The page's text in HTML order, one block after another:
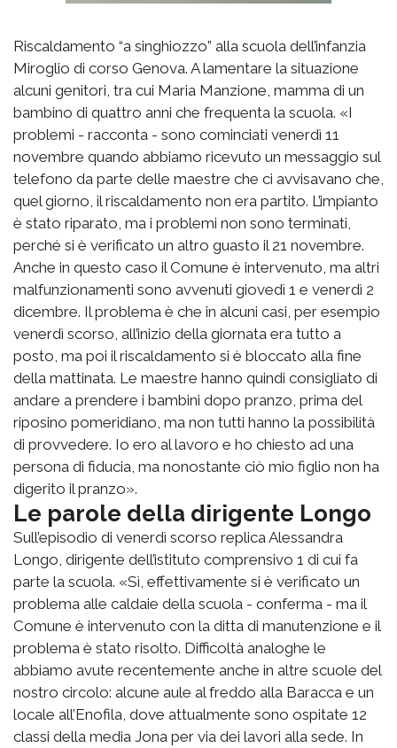
Riscaldamento “a singhiozzo” alla scuola dell’infanzia
Miroglio di corso Genova. A lamentare la situazione
alcuni genitori, tra cui Maria Manzione, mamma di un
bambino di quattro anni che frequenta la scuola. «I
problemi - racconta - sono cominciati venerdì 11
novembre quando abbiamo ricevuto un messaggio sul
telefono da parte delle maestre che ci avvisavano che,
quel giorno, il riscaldamento non era partito. L’impianto
è stato riparato, ma i problemi non sono terminati,
perché si è verificato un altro guasto il 21 novembre.
Anche in questo caso il Comune è intervenuto, ma altri
malfunzionamenti sono avvenuti giovedì 1 e venerdì 2
dicembre. Il problema è che in alcuni casi, per esempio
venerdì scorso, all’inizio della giornata era tutto a
posto, ma poi il riscaldamento si è bloccato alla fine
della mattinata. Le maestre hanno quindi consigliato di
andare a prendere i bambini dopo pranzo, prima del
riposino pomeridiano, ma non tutti hanno la possibilità
di provvedere. Io ero al lavoro e ho chiesto ad una
persona di fiducia, ma nonostante ciò mio figlio non ha
digerito il pranzo».
Le parole della dirigente Longo
Sull’episodio di venerdì scorso replica Alessandra
Longo, dirigente dell’istituto comprensivo 1 di cui fa
parte la scuola. «Sì, effettivamente si è verificato un
problema alle caldaie della scuola - conferma - ma il
Comune è intervenuto con la ditta di manutenzione e il
problema è stato risolto. Difficoltà analoghe le
abbiamo avute recentemente anche in altre scuole del
nostro circolo: alcune aule al freddo alla Baracca e un
locale all’Enofila, dove attualmente sono ospitate 12
classi della media Jona per via dei lavori alla sede. In